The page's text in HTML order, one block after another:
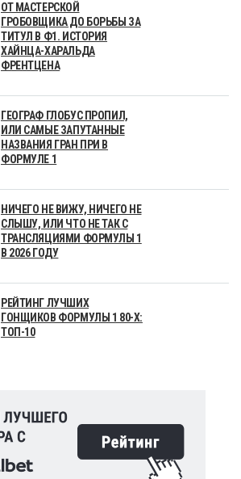
ОТ МАСТЕРСКОЙ
ГРОБОВЩИКА ДО БОРЬБЫ ЗА
ТИТУЛ В Ф1. ИСТОРИЯ
ХАЙНЦА-ХАРАЛЬДА
ФРЕНТЦЕНА
ГЕОГРАФ ГЛОБУС ПРОПИЛ,
ИЛИ САМЫЕ ЗАПУТАННЫЕ
НАЗВАНИЯ ГРАН ПРИ В
ФОРМУЛЕ 1
НИЧЕГО НЕ ВИЖУ, НИЧЕГО НЕ
СЛЫШУ, ИЛИ ЧТО НЕ ТАК С
ТРАНСЛЯЦИЯМИ ФОРМУЛЫ 1
В 2026 ГОДУ
РЕЙТИНГ ЛУЧШИХ
ГОНЩИКОВ ФОРМУЛЫ 1 80-Х:
ТОП-10